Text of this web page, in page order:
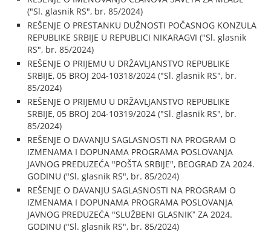
("Sl. glasnik RS", br. 85/2024)
REŠENJE O PRESTANKU DUŽNOSTI POČASNOG KONZULA
REPUBLIKE SRBIJE U REPUBLICI NIKARAGVI ("Sl. glasnik
RS", br. 85/2024)
REŠENJE O PRIJEMU U DRŽAVLJANSTVO REPUBLIKE
SRBIJE, 05 BROJ 204-10318/2024 ("Sl. glasnik RS", br.
85/2024)
REŠENJE O PRIJEMU U DRŽAVLJANSTVO REPUBLIKE
SRBIJE, 05 BROJ 204-10319/2024 ("Sl. glasnik RS", br.
85/2024)
REŠENJE O DAVANJU SAGLASNOSTI NA PROGRAM O
IZMENAMA I DOPUNAMA PROGRAMA POSLOVANJA
JAVNOG PREDUZEĆA "POŠTA SRBIJE", BEOGRAD ZA 2024.
GODINU ("Sl. glasnik RS", br. 85/2024)
REŠENJE O DAVANJU SAGLASNOSTI NA PROGRAM O
IZMENAMA I DOPUNAMA PROGRAMA POSLOVANJA
JAVNOG PREDUZEĆA "SLUŽBENI GLASNIKˮ ZA 2024.
GODINU ("Sl. glasnik RS", br. 85/2024)